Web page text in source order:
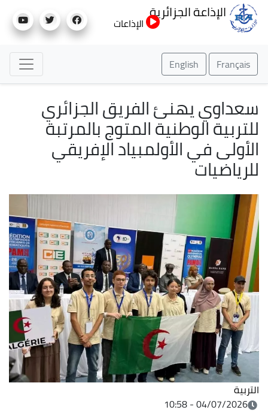
إلى
الإذاعة الجزائرية
الإذاعات
Français
English
سعداوي يهنئ الفريق الجزائري
للتربية الوطنية المتوج بالمرتبة
الأولى في الأولمبياد الإفريقي
للرياضيات
التربية
04/07/2026 - 10:58